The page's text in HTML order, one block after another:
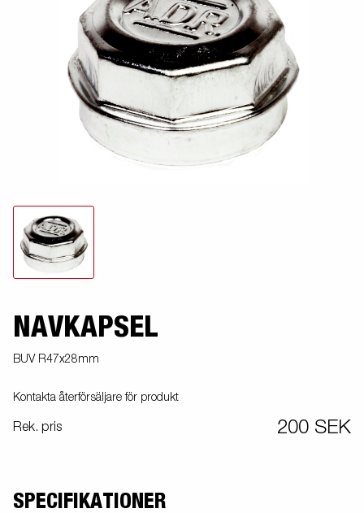
NAVKAPSEL
BUV R47x28mm
Kontakta återförsäljare för produkt
Rek. pris 200 SEK
SPECIFIKATIONER